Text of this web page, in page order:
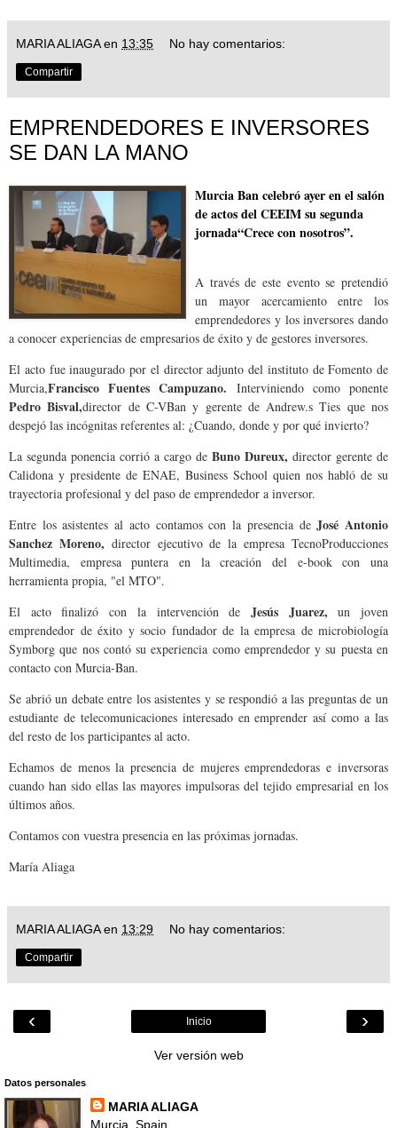
MARIA ALIAGA en 13:35 No hay comentarios:
Compartir
EMPRENDEDORES E INVERSORES
SE DAN LA MANO
Murcia Ban celebró ayeren el salón
de actos del CEEIM su segunda
jornada“Crece con nosotros”.
A través de este evento se pretendió
un mayor acercamiento entre los
emprendedores y los inversores dando
a conocer experiencias de empresarios de éxito y de gestores inversores.
El acto fue inaugurado por el director adjunto del instituto de Fomento de
Murcia,Francisco Fuentes Campuzano. Interviniendo como ponente
Pedro Bisval,director de C-VBan y gerente de Andrew.s Ties que nos
despejó las incógnitas referentes al: ¿Cuando, donde y por qué invierto?
La segunda ponencia corrió a cargo de Buno Dureux, director gerente de
Calidona y presidente de ENAE, Business School quien nos habló de su
trayectoria profesional y del paso de emprendedor a inversor.
Entre los asistentes al acto contamos con la presencia deJosé Antonio
Sanchez Moreno, director ejecutivo de la empresa TecnoProducciones
Multimedia, empresa puntera en la creación del e-book con una
herramienta propia, "el MTO".
El acto finalizó con la intervención de Jesús Juarez,un joven
emprendedor de éxito y socio fundador de la empresa de microbiología
Symborg que nos contó su experiencia como emprendedor y su puesta en
contacto con Murcia-Ban.
Se abrió un debate entre los asistentes y se respondió a las preguntas de un
estudiante de telecomunicaciones interesado en emprenderasí como a las
del resto de los participantes al acto.
Echamos de menos la presencia de mujeres emprendedoras e inversoras
cuando han sido ellas las mayores impulsoras del tejido empresarial en los
últimos años.
Contamos con vuestra presencia en las próximas jornadas.
María Aliaga
MARIA ALIAGA en 13:29 No hay comentarios:
Compartir
‹ ›
Inicio
Ver versión web
Datos personales
MARIA ALIAGA
Murcia, Spain